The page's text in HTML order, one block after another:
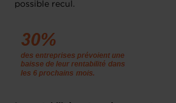
possible recul.